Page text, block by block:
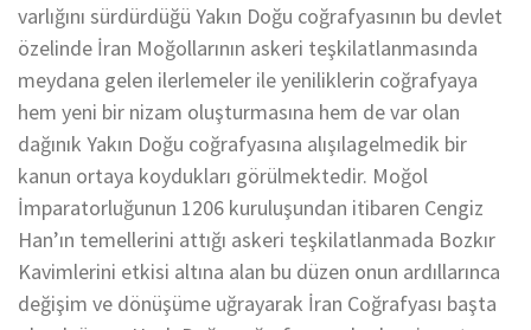
varlığını sürdürdüğü Yakın Doğu coğrafyasının bu devlet
özelinde İran Moğollarının askeri teşkilatlanmasında
meydana gelen ilerlemeler ile yeniliklerin coğrafyaya
hem yeni bir nizam oluşturmasına hem de var olan
dağınık Yakın Doğu coğrafyasına alışılagelmedik bir
kanun ortaya koydukları görülmektedir. Moğol
İmparatorluğunun 1206 kuruluşundan itibaren Cengiz
Han’ın temellerini attığı askeri teşkilatlanmada Bozkır
Kavimlerini etkisi altına alan bu düzen onun ardıllarınca
değişim ve dönüşüme uğrayarak İran Coğrafyası başta